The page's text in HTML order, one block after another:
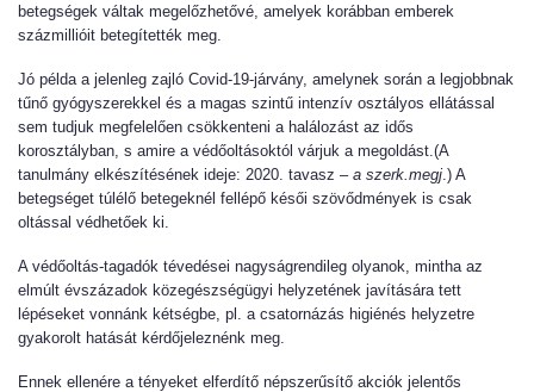
betegségek váltak megelőzhetővé, amelyek korábban emberek
százmillióit betegítették meg.
Jó példa a jelenleg zajló Covid-19-járvány, amelynek során a legjobbnak
tűnő gyógyszerekkel és a magas szintű intenzív osztályos ellátással
sem tudjuk megfelelően csökkenteni a halálozást az idős
korosztályban, s amire a védőoltásoktól várjuk a megoldást.(A
tanulmány elkészítésének ideje: 2020. tavasz – a szerk.megj .) A
betegséget túlélő betegeknél fellépő késői szövődmények is csak
oltással védhetőek ki.
A védőoltás-tagadók tévedései nagyságrendileg olyanok, mintha az
elmúlt évszázadok közegészségügyi helyzetének javítására tett
lépéseket vonnánk kétségbe, pl. a csatornázás higiénés helyzetre
gyakorolt hatását kérdőjeleznénk meg.
Ennek ellenére a tényeket elferdítő népszerűsítő akciók jelentős